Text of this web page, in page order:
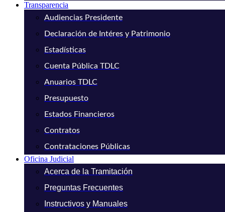
Transparencia
Audiencias Presidente
Declaración de Intéres y Patrimonio
Estadísticas
Cuenta Pública TDLC
Anuarios TDLC
Presupuesto
Estados Financieros
Contratos
Contrataciones Públicas
Oficina Judicial
Acerca de la Tramitación
Preguntas Frecuentes
Instructivos y Manuales